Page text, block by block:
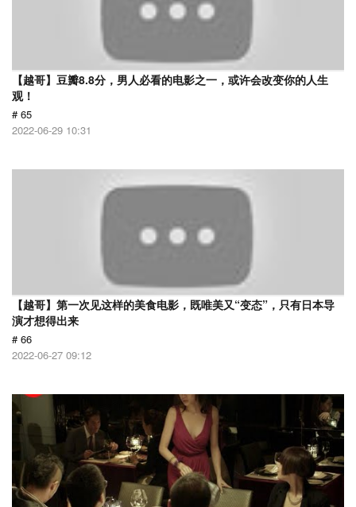
【越哥】豆瓣8.8分，男人必看的电影之一，或许会改变你的人生
观！
# 65
2022-06-29 10:31
【越哥】第一次见这样的美食电影，既唯美又“变态”，只有日本导
演才想得出来
# 66
2022-06-27 09:12